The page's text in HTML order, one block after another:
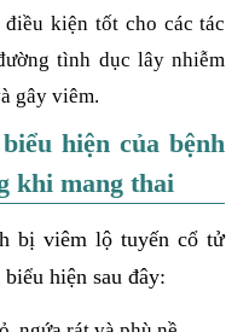
kiện tốt cho các tác
tình dục lây nhiễm
gây viêm.
hiện của bệnh
khi mang thai
bị viêm lộ tuyến cổ tử
hiện sau đây: